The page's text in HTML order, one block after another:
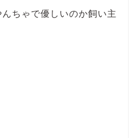
ちゃで優しいのか飼い主